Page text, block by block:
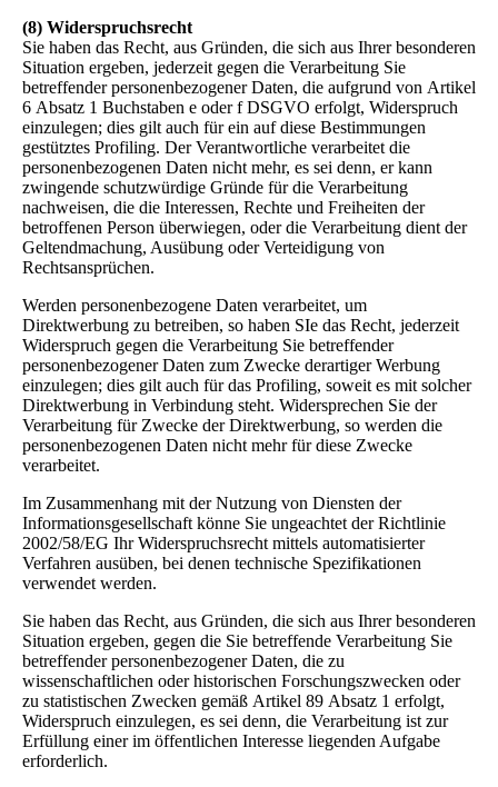
(8) Widerspruchsrecht
Sie haben das Recht, aus Gründen, die sich aus Ihrer besonderen
Situation ergeben, jederzeit gegen die Verarbeitung Sie
betreffender personenbezogener Daten, die aufgrund von Artikel
6 Absatz 1 Buchstaben e oder f DSGVO erfolgt, Widerspruch
einzulegen; dies gilt auch für ein auf diese Bestimmungen
gestütztes Profiling. Der Verantwortliche verarbeitet die
personenbezogenen Daten nicht mehr, es sei denn, er kann
zwingende schutzwürdige Gründe für die Verarbeitung
nachweisen, die die Interessen, Rechte und Freiheiten der
betroffenen Person überwiegen, oder die Verarbeitung dient der
Geltendmachung, Ausübung oder Verteidigung von
Rechtsansprüchen.
Werden personenbezogene Daten verarbeitet, um
Direktwerbung zu betreiben, so haben SIe das Recht, jederzeit
Widerspruch gegen die Verarbeitung Sie betreffender
personenbezogener Daten zum Zwecke derartiger Werbung
einzulegen; dies gilt auch für das Profiling, soweit es mit solcher
Direktwerbung in Verbindung steht. Widersprechen Sie der
Verarbeitung für Zwecke der Direktwerbung, so werden die
personenbezogenen Daten nicht mehr für diese Zwecke
verarbeitet.
Im Zusammenhang mit der Nutzung von Diensten der
Informationsgesellschaft könne Sie ungeachtet der Richtlinie
2002/58/EG Ihr Widerspruchsrecht mittels automatisierter
Verfahren ausüben, bei denen technische Spezifikationen
verwendet werden.
Sie haben das Recht, aus Gründen, die sich aus Ihrer besonderen
Situation ergeben, gegen die Sie betreffende Verarbeitung Sie
betreffender personenbezogener Daten, die zu
wissenschaftlichen oder historischen Forschungszwecken oder
zu statistischen Zwecken gemäß Artikel 89 Absatz 1 erfolgt,
Widerspruch einzulegen, es sei denn, die Verarbeitung ist zur
Erfüllung einer im öffentlichen Interesse liegenden Aufgabe
erforderlich.